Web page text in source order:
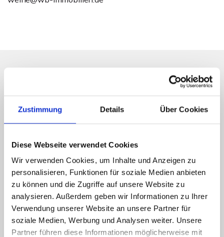
Zustimmung Details Über Cookies
Diese Webseite verwendet Cookies
Wir verwenden Cookies, um Inhalte und Anzeigen zu
personalisieren, Funktionen für soziale Medien anbieten
zu können und die Zugriffe auf unsere Website zu
analysieren. Außerdem geben wir Informationen zu Ihrer
Verwendung unserer Website an unsere Partner für
soziale Medien, Werbung und Analysen weiter. Unsere
Partner führen diese Informationen möglicherweise mit
236,80 kWh / (m²*a)
Endenergiebedarf
Weitere Informationen